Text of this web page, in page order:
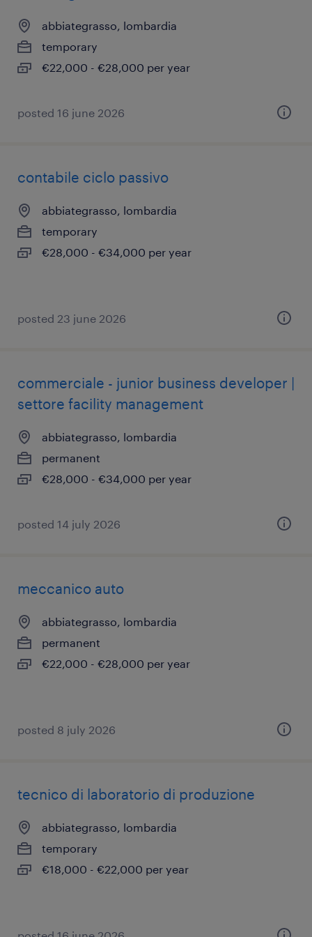
abbiategrasso, lombardia
temporary
€22,000 - €28,000 per year
posted 16 june 2026
contabile ciclo passivo
abbiategrasso, lombardia
temporary
€28,000 - €34,000 per year
posted 23 june 2026
commerciale - junior business developer |
settore facility management
abbiategrasso, lombardia
permanent
€28,000 - €34,000 per year
posted 14 july 2026
meccanico auto
abbiategrasso, lombardia
permanent
€22,000 - €28,000 per year
posted 8 july 2026
tecnico di laboratorio di produzione
abbiategrasso, lombardia
temporary
€18,000 - €22,000 per year